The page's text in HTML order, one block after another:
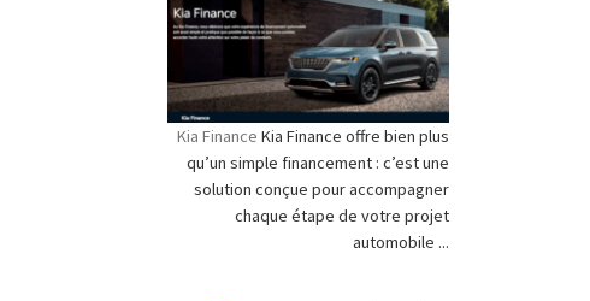
Kia Finance Kia Finance offre bien plus
qu’un simple financement : c’est une
solution conçue pour accompagner
chaque étape de votre projet
automobile ...